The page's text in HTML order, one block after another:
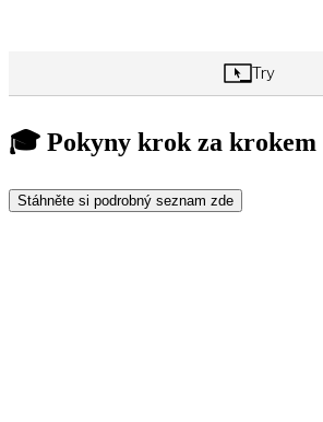
🎓 Pokyny krok za krokem
Stáhněte si podrobný seznam zde